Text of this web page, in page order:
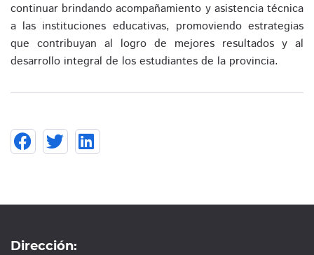
continuar brindando acompañamiento y asistencia técnica
a las instituciones educativas, promoviendo estrategias
que contribuyan al logro de mejores resultados y al
desarrollo integral de los estudiantes de la provincia.
Dirección: